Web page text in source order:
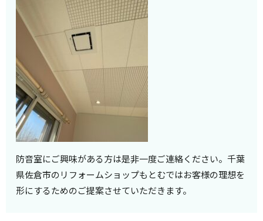
防音室にご興味がある方は是非一度ご連絡ください。千葉
県佐倉市のリフォームショップもとむではお客様の理想を
形にするためのご提案させていただきます。